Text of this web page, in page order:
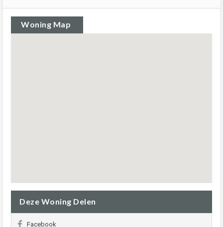
Woning Map
Deze Woning Delen
Facebook